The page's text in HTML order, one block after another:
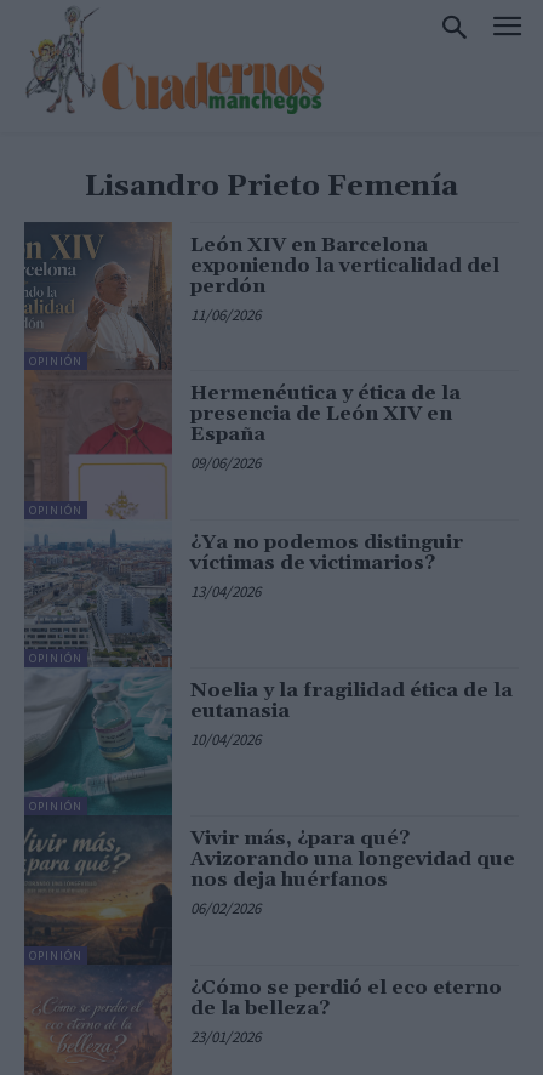
Lisandro Prieto Femenía
OPINIÓN
León XIV en Barcelona
exponiendo la verticalidad del
perdón
11/06/2026
OPINIÓN
Hermenéutica y ética de la
presencia de León XIV en
España
09/06/2026
OPINIÓN
¿Ya no podemos distinguir
víctimas de victimarios?
13/04/2026
OPINIÓN
Noelia y la fragilidad ética de la
eutanasia
10/04/2026
OPINIÓN
Vivir más, ¿para qué?
Avizorando una longevidad que
nos deja huérfanos
06/02/2026
¿Cómo se perdió el eco eterno
de la belleza?
23/01/2026